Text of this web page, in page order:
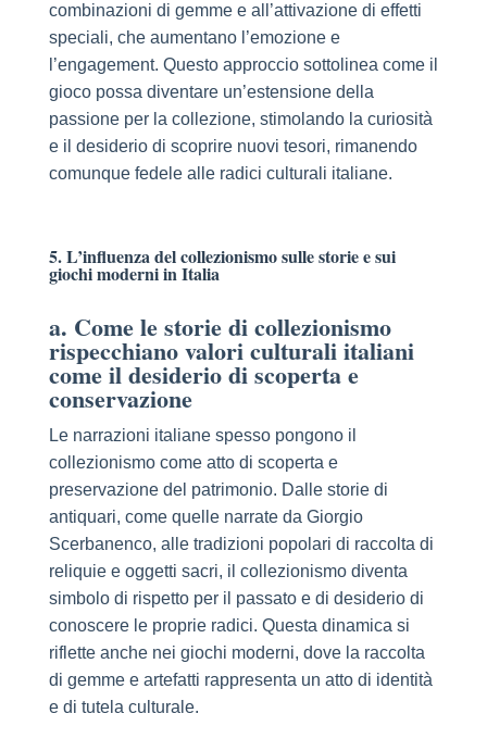
combinazioni di gemme e all’attivazione di effetti
speciali, che aumentano l’emozione e
l’engagement. Questo approccio sottolinea come il
gioco possa diventare un’estensione della
passione per la collezione, stimolando la curiosità
e il desiderio di scoprire nuovi tesori, rimanendo
comunque fedele alle radici culturali italiane.
5. L’influenza del collezionismo sulle storie e sui
giochi moderni in Italia
a. Come le storie di collezionismo
rispecchiano valori culturali italiani
come il desiderio di scoperta e
conservazione
Le narrazioni italiane spesso pongono il
collezionismo come atto di scoperta e
preservazione del patrimonio. Dalle storie di
antiquari, come quelle narrate da Giorgio
Scerbanenco, alle tradizioni popolari di raccolta di
reliquie e oggetti sacri, il collezionismo diventa
simbolo di rispetto per il passato e di desiderio di
conoscere le proprie radici. Questa dinamica si
riflette anche nei giochi moderni, dove la raccolta
di gemme e artefatti rappresenta un atto di identità
e di tutela culturale.